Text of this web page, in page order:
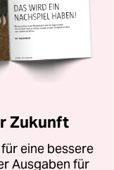
Zukunft
eine bessere
Ausgaben für